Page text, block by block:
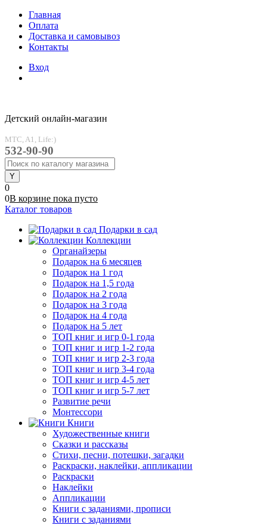
Главная
Оплата
Доставка и самовывоз
Контакты
Вход
Детский онлайн-магазин
MTC, A1, Life:)
532-90-90
0
0В корзине пока пусто
Каталог товаров
Подарки в сад
Коллекции
Органайзеры
Подарок на 6 месяцев
Подарок на 1 год
Подарок на 1,5 года
Подарок на 2 года
Подарок на 3 года
Подарок на 4 года
Подарок на 5 лет
ТОП книг и игр 0-1 года
ТОП книг и игр 1-2 года
ТОП книг и игр 2-3 года
ТОП книг и игр 3-4 года
ТОП книг и игр 4-5 лет
ТОП книг и игр 5-7 лет
Развитие речи
Монтессори
Книги
Художественные книги
Сказки и рассказы
Стихи, песни, потешки, загадки
Раскраски, наклейки, аппликации
Раскраски
Наклейки
Аппликации
Книги с заданиями, прописи
Книги с заданиями